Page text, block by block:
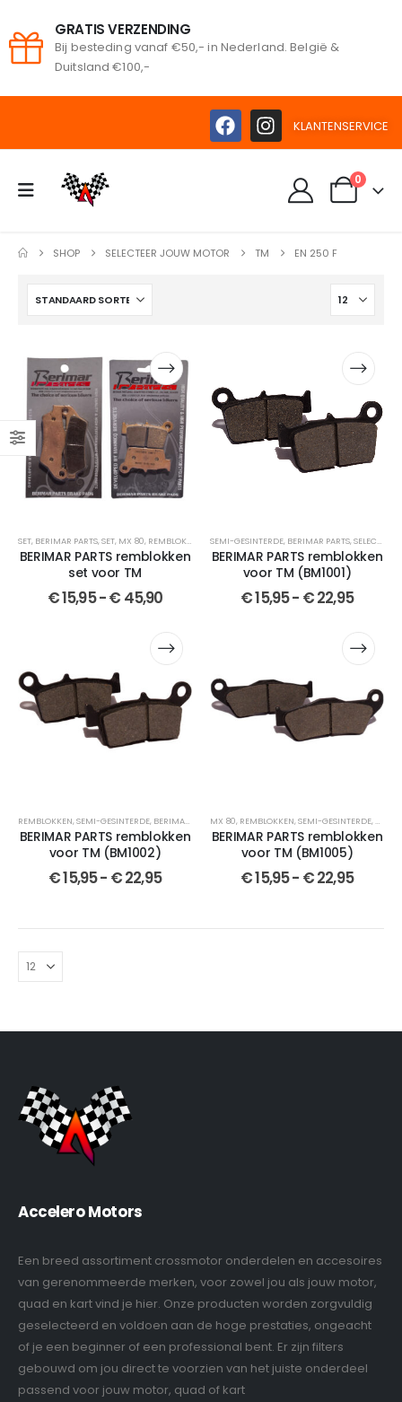
GRATIS VERZENDING
Bij besteding vanaf €50,- in Nederland. België &
Duitsland €100,-
KLANTENSERVICE
0
SHOP SELECTEER JOUW MOTOR TM EN 250 F
SET, BERIMAR PARTS,SET, MX 80, REMBLOKKEN SEMI-GESINTERDE,SELECTEER JOUW MOTOR
BERIMAR PARTS remblokken
set voor TM
€15,95-€ 45,90
SEMI-GESINTERDE, BERIMAR PARTS,SELECTEER JOUW MOTOR
BERIMAR PARTS remblokken
voor TM (BM1001)
€15,95- €22,95
REMBLOKKEN,SEMI-GESINTERDE, BERIMAR PARTS ,MX 80,SELECTEER JOUW MOTOR,
BERIMAR PARTS remblokken
voor TM (BM1002)
€15,95- €22,95
MX 80, REMBLOKKEN,SEMI-GESINTERDE,
BERIMAR PARTS remblokken
voor TM (BM1005)
€15,95- €22,95
Accelero Motors
Een breed assortiment crossmotor onderdelen en accesoires
van gerenommeerde merken, voor zowel jou als jouw motor,
quad en kart vind je hier. Onze producten worden zorgvuldig
geselecteerd en voldoen aan de hoge prestaties, ongeacht
of je een beginner of een professional bent. Er zijn filters
gebouwd om jou direct te voorzien van het juiste onderdeel
passend voor jouw motor, quad of kart